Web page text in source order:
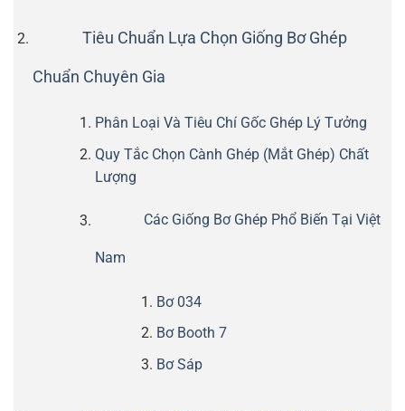
Tiêu Chuẩn Lựa Chọn Giống Bơ Ghép
Chuẩn Chuyên Gia
Phân Loại Và Tiêu Chí Gốc Ghép Lý Tưởng
Quy Tắc Chọn Cành Ghép (Mắt Ghép) Chất
Lượng
Các Giống Bơ Ghép Phổ Biến Tại Việt
Nam
Bơ 034
Bơ Booth 7
Bơ Sáp